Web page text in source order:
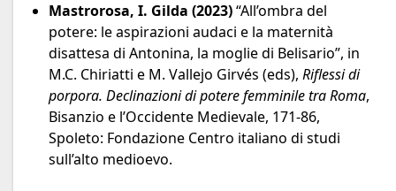
Mastrorosa, I. Gilda (2023)“All’ombra del
potere: le aspirazioni audaci e la maternità
disattesa di Antonina, la moglie di Belisario”, in
M.C. Chiriatti e M. Vallejo Girvés (eds), Riflessi di
porpora. Declinazioni di potere femminile tra Roma,
Bisanzio e l’Occidente Medievale, 171-86,
Spoleto: Fondazione Centro italiano di studi
sull’alto medioevo.